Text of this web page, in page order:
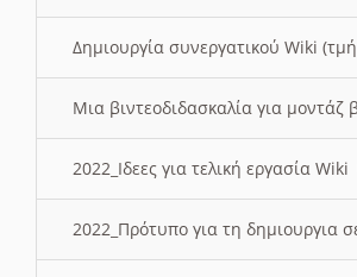
Δημιουργία συνεργατικού Wiki
Μια βιντεοδιδασκαλία για
2022_Ιδεες για τελική εργασία Wiki
2022_Πρότυπο για τη δημιουργια